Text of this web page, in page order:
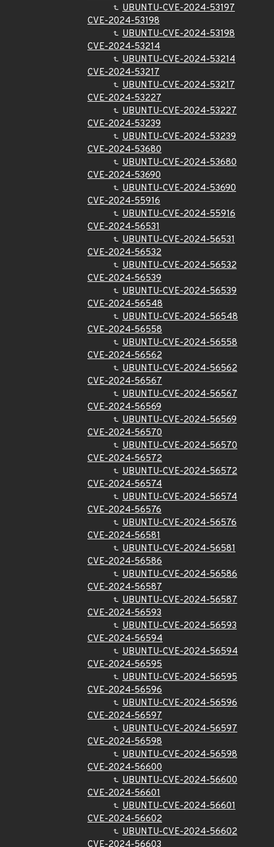
UBUNTU-CVE-2024-53197
CVE-2024-53198
UBUNTU-CVE-2024-53198
CVE-2024-53214
UBUNTU-CVE-2024-53214
CVE-2024-53217
UBUNTU-CVE-2024-53217
CVE-2024-53227
UBUNTU-CVE-2024-53227
CVE-2024-53239
UBUNTU-CVE-2024-53239
CVE-2024-53680
UBUNTU-CVE-2024-53680
CVE-2024-53690
UBUNTU-CVE-2024-53690
CVE-2024-55916
UBUNTU-CVE-2024-55916
CVE-2024-56531
UBUNTU-CVE-2024-56531
CVE-2024-56532
UBUNTU-CVE-2024-56532
CVE-2024-56539
UBUNTU-CVE-2024-56539
CVE-2024-56548
UBUNTU-CVE-2024-56548
CVE-2024-56558
UBUNTU-CVE-2024-56558
CVE-2024-56562
UBUNTU-CVE-2024-56562
CVE-2024-56567
UBUNTU-CVE-2024-56567
CVE-2024-56569
UBUNTU-CVE-2024-56569
CVE-2024-56570
UBUNTU-CVE-2024-56570
CVE-2024-56572
UBUNTU-CVE-2024-56572
CVE-2024-56574
UBUNTU-CVE-2024-56574
CVE-2024-56576
UBUNTU-CVE-2024-56576
CVE-2024-56581
UBUNTU-CVE-2024-56581
CVE-2024-56586
UBUNTU-CVE-2024-56586
CVE-2024-56587
UBUNTU-CVE-2024-56587
CVE-2024-56593
UBUNTU-CVE-2024-56593
CVE-2024-56594
UBUNTU-CVE-2024-56594
CVE-2024-56595
UBUNTU-CVE-2024-56595
CVE-2024-56596
UBUNTU-CVE-2024-56596
CVE-2024-56597
UBUNTU-CVE-2024-56597
CVE-2024-56598
UBUNTU-CVE-2024-56598
CVE-2024-56600
UBUNTU-CVE-2024-56600
CVE-2024-56601
UBUNTU-CVE-2024-56601
CVE-2024-56602
UBUNTU-CVE-2024-56602